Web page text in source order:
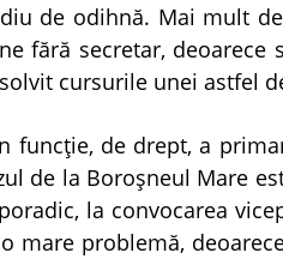
de odihnă. Mai mult
fără secretar,
cursurile unei astfel
funcţie, de drept, a
de la Boroşneul Mare
la convocarea
mare problemă,